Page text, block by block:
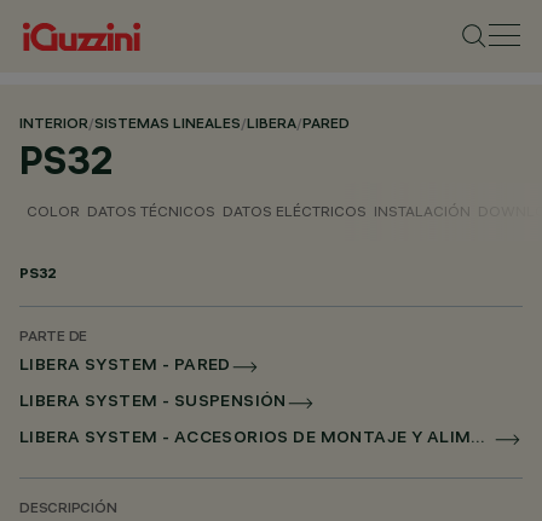
INTERIOR/SISTEMAS LINEALES/LIBERA/PARED
PS32
COLOR DATOS TÉCNICOS DATOS ELÉCTRICOS INSTALACIÓN
PS32
PARTE DE
LIBERA SYSTEM - PARED
LIBERA SYSTEM - SUSPENSIÓN
LIBERA SYSTEM - ACCESORIOS DE MONTAJE Y ALIMENTACIÓN
DESCRIPCIÓN